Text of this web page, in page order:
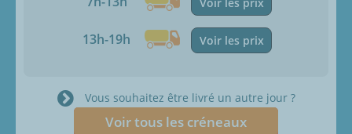
13h-19h Voir les prix
Vous souhaitez être livré un autre jour ?
Voir tous les créneaux